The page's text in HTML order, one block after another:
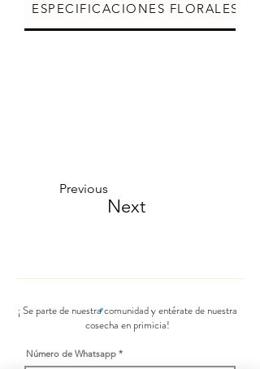
ESPECIFICACIONES FLORALES
Next
Previous
¡ Se parte de nuestra comunidad y entérate de nuestra
cosecha en primicia!
Número de Whatsapp